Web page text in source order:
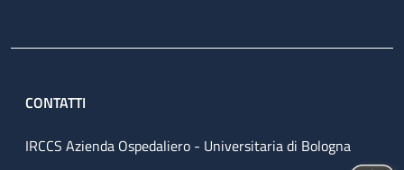
CONTATTI
IRCCS Azienda Ospedaliero - Universitaria di Bologna